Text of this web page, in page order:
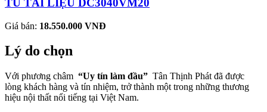
TỦ TÀI LIỆU DC3040VM20
Giá bán: 18.550.000 VNĐ
Lý do chọn
Với phương châm “Uy tín làm đầu” Tân Thịnh Phát đã được
lòng khách hàng và tín nhiệm, trở thành một trong những thương
hiệu nội thất nổi tiếng tại Việt Nam.